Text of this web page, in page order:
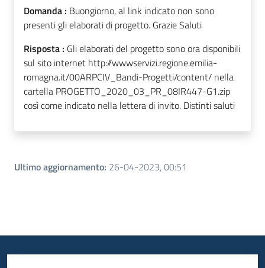
Domanda : Buongiorno, al link indicato non sono
presenti gli elaborati di progetto. Grazie Saluti
Risposta : Gli elaborati del progetto sono ora disponibili
sul sito internet http://wwwservizi.regione.emilia-
romagna.it/00ARPCIV_Bandi-Progetti/content/ nella
cartella PROGETTO_2020_03_PR_08IR447-G1.zip
così come indicato nella lettera di invito. Distinti saluti
Ultimo aggiornamento: 26-04-2023, 00:51